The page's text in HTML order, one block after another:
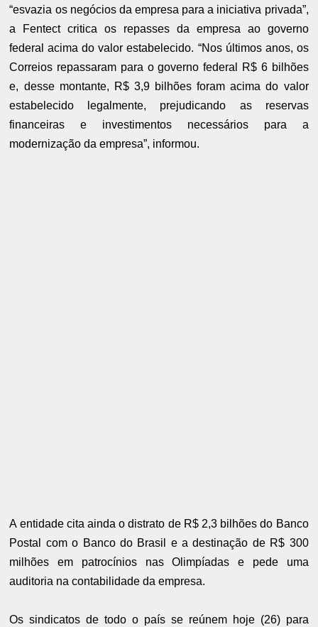
“esvazia os negócios da empresa para a iniciativa privada”,
a Fentect critica os repasses da empresa ao governo
federal acima do valor estabelecido. “Nos últimos anos, os
Correios repassaram para o governo federal R$ 6 bilhões
e, desse montante, R$ 3,9 bilhões foram acima do valor
estabelecido legalmente, prejudicando as reservas
financeiras e investimentos necessários para a
modernização da empresa”, informou.
A entidade cita ainda o distrato de R$ 2,3 bilhões do Banco
Postal com o Banco do Brasil e a destinação de R$ 300
milhões em patrocínios nas Olimpíadas e pede uma
auditoria na contabilidade da empresa.
Os sindicatos de todo o país se reúnem hoje (26) para